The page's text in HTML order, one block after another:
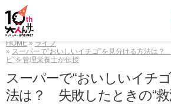
HOME
ライフ
スーパーで“おいしいイチゴ”を見分ける方法は
ピ”を管理栄養士が伝授
スーパーで“おいしいイチ
法は？ 失敗したときの“救